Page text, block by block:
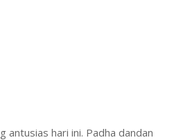
hari ini. Padha dandan